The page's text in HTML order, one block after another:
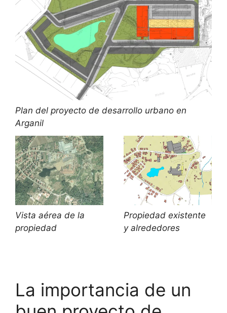
Plan del proyecto de desarrollo urbano en
Arganil
Vista aérea de la
propiedad
Propiedad existente
y alrededores
La importancia de un